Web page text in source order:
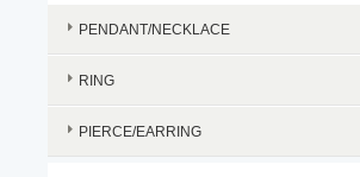
PENDANT/NECKLACE
RING
PIERCE/EARRING